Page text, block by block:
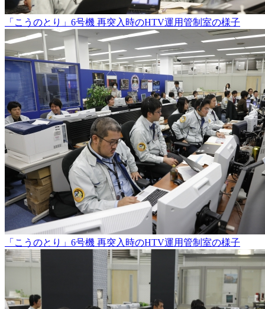
「こうのとり」6号機 再突入時のHTV運用管制室の様子
「こうのとり」6号機 再突入時のHTV運用管制室の様子